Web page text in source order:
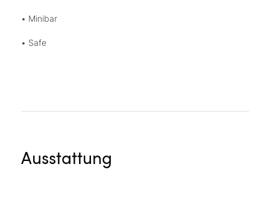
• Minibar
• Safe
Ausstattung